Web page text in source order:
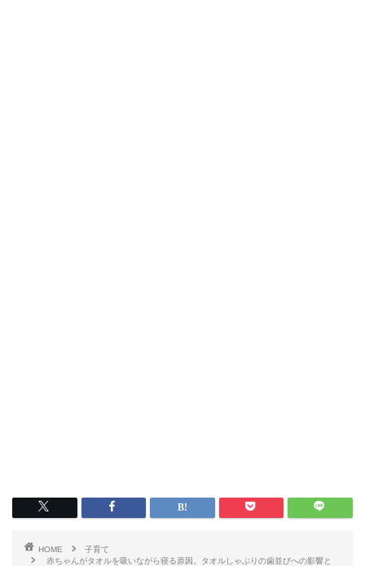
HOME
子育て
赤ちゃんがタオルを吸いながら寝る原因。タオルしゃぶりの歯並びへの影響と